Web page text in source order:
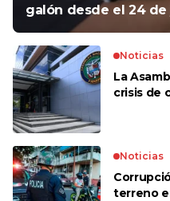
galón desde el 24
Noticias
La
crisis de
Noticias
terreno